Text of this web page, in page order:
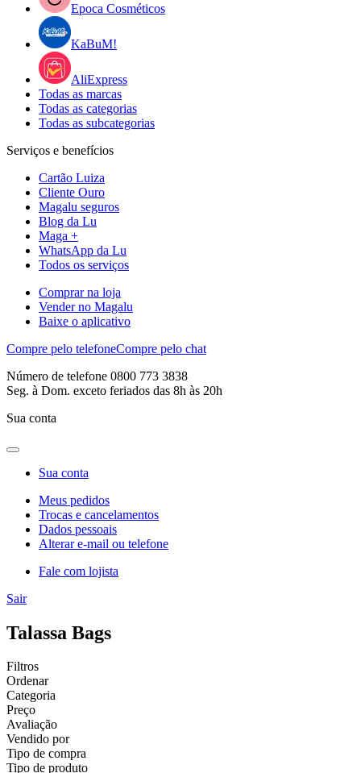
Epoca Cosméticos
KaBuM!
AliExpress
Todas as marcas
Todas as categorias
Todas as subcategorias
Serviços e benefícios
Cartão Luiza
Cliente Ouro
Magalu seguros
Blog da Lu
Maga +
WhatsApp da Lu
Todos os serviços
Comprar na loja
Vender no Magalu
Baixe o aplicativo
Compre pelo telefoneCompre pelo chat
Número de telefone 0800 773 3838
Seg. à Dom. exceto feriados das 8h às 20h
Sua conta
Sua conta
Meus pedidos
Trocas e cancelamentos
Dados pessoais
Alterar e-mail ou telefone
Fale com lojista
Sair
Talassa Bags
Filtros
Ordenar
Categoria
Preço
Avaliação
Vendido por
Tipo de compra
Tipo de produto